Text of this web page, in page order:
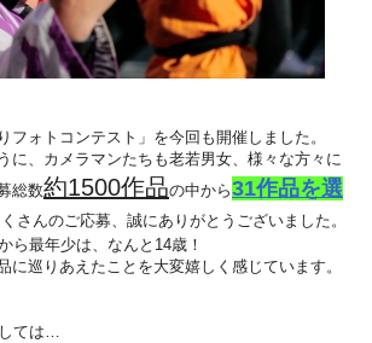
フォトコンテスト」を今回も開催しました。
に、カメラマンたちも老若男女、様々な方々に
総数約1500作品の中から31作品を選
さんのご応募、誠にありがとうございました。
ら最年少は、なんと14歳！
に巡りあえたことを大変嬉しく感じています。
ては…